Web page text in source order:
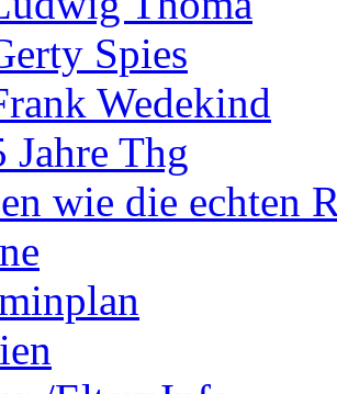
Spies
Wedekind
Jahre Thg
wie die echten